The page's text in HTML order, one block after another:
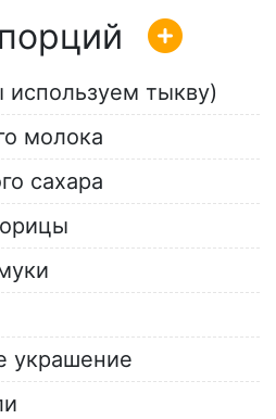
тыкву)
молока
сахара
украшение